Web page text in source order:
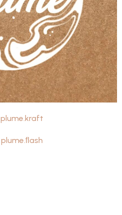
plume.kraft
plume.ﬂash